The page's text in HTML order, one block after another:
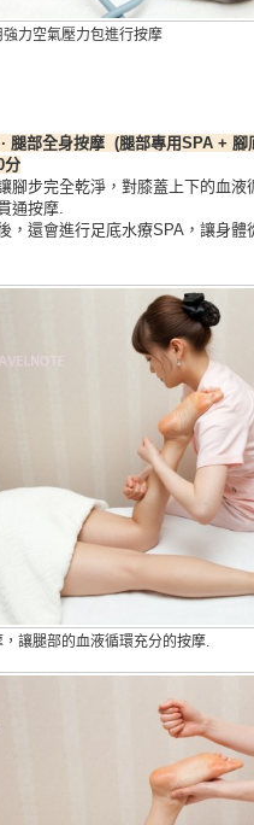
力空氣壓力包進行按摩
腿部全身按摩 (腿部專用SPA +
分
腳步完全乾淨，對膝蓋上下的血液
通按摩.
，還會進行足底水療SPA，讓身體
讓腿部的血液循環充分的按摩.